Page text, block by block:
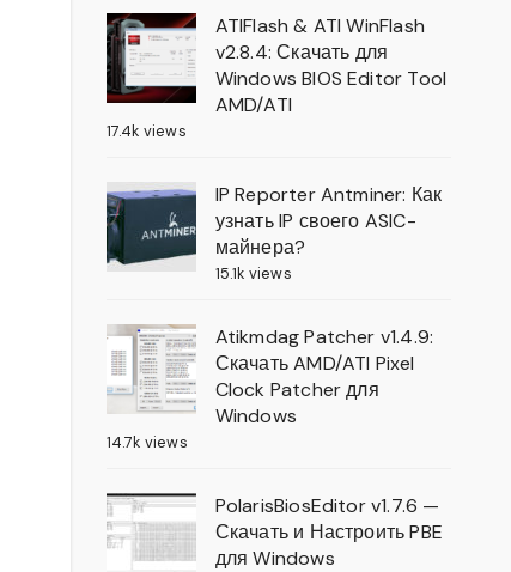
ATIFlash & ATI WinFlash
v2.8.4: Скачать для
Windows BIOS Editor Tool
AMD/ATI
17.4k views
IP Reporter Antminer: Как
узнать IP своего ASIC-
майнера?
15.1k views
Atikmdag Patcher v1.4.9:
Скачать AMD/ATI Pixel
Clock Patcher для
Windows
14.7k views
PolarisBiosEditor v1.7.6 —
Скачать и Настроить PBE
для Windows